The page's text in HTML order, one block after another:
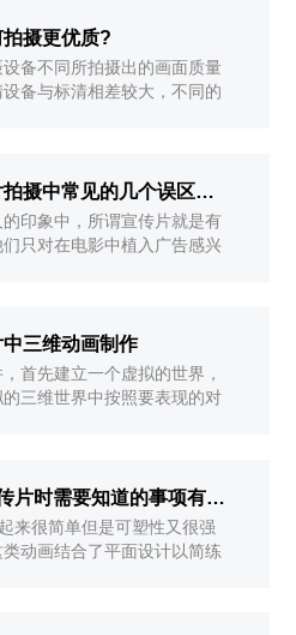
摄更优质?
备不同所拍摄出的画面质量
备与标清相差较大，不同的
企业年度宣传片拍摄中常见的几个误区有哪些？
印象中，所谓宣传片就是有
只对在电影中植入广告感兴
三维动画制作
首先建立一个虚拟的世界，
三维世界中按照要表现的对
就可以使其生成最后的画制作MG动画宣传片时需要知道的事项有哪些？
来很简单但是可塑性又很强
动画结合了平面设计以简练